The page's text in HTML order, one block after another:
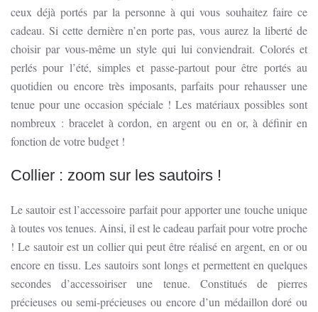
ceux déjà portés par la personne à qui vous souhaitez faire ce
cadeau. Si cette dernière n’en porte pas, vous aurez la liberté de
choisir par vous-même un style qui lui conviendrait. Colorés et
perlés pour l’été, simples et passe-partout pour être portés au
quotidien ou encore très imposants, parfaits pour rehausser une
tenue pour une occasion spéciale ! Les matériaux possibles sont
nombreux : bracelet à cordon, en argent ou en or, à définir en
fonction de votre budget !
Collier : zoom sur les sautoirs !
Le sautoir est l’accessoire parfait pour apporter une touche unique
à toutes vos tenues. Ainsi, il est le cadeau parfait pour votre proche
! Le sautoir est un collier qui peut être réalisé en argent, en or ou
encore en tissu. Les sautoirs sont longs et permettent en quelques
secondes d’accessoiriser une tenue. Constitués de pierres
précieuses ou semi-précieuses ou encore d’un médaillon doré ou